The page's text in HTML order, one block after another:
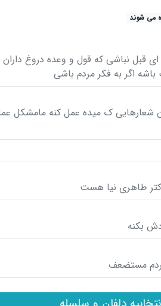
می شوند
ای قبل نباشی که قول و وعده دروغ
اگر به فکر مردم باشی
ک میده عمل کنه مامشکل
طاهری نیا هست
بکنه
مستضعف